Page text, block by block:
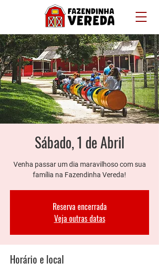
Sábado, 1 de Abril
Venha passar um dia maravilhoso com sua
família na Fazendinha Vereda!
Reserva encerrada
Veja outras datas
Horário e local